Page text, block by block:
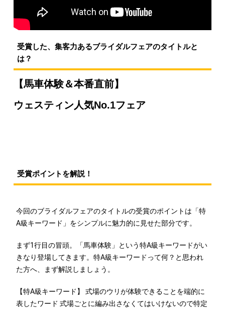
受賞した、集客力あるブライダルフェアのタイトルと
は？
【馬車体験＆本番直前】
ウェスティン人気No.1フェア
受賞ポイントを解説！
今回のブライダルフェアのタイトルの受賞のポイントは「特
A級キーワード」をシンプルに魅力的に見せた部分です。
まず1行目の冒頭。「馬車体験」という特A級キーワードがい
きなり登場してきます。特A級キーワードって何？と思われ
た方へ、まず解説しましょう。
【特A級キーワード】 式場のウリが体験できることを端的に
表したワード 式場ごとに編み出さなくてはいけないので特定